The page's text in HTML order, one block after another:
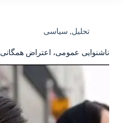
تحلیل, سیاسی
ناشنوایی عمومی، اعتراض همگانی